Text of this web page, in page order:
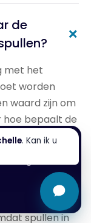
de
+
met het
worden
waard zijn om
hoe bepaalt de
spullen?
lijst maakt
kunt bij uw
die u kan
Uw lijst dient u
spullen in
. Kan ik u
en te
en